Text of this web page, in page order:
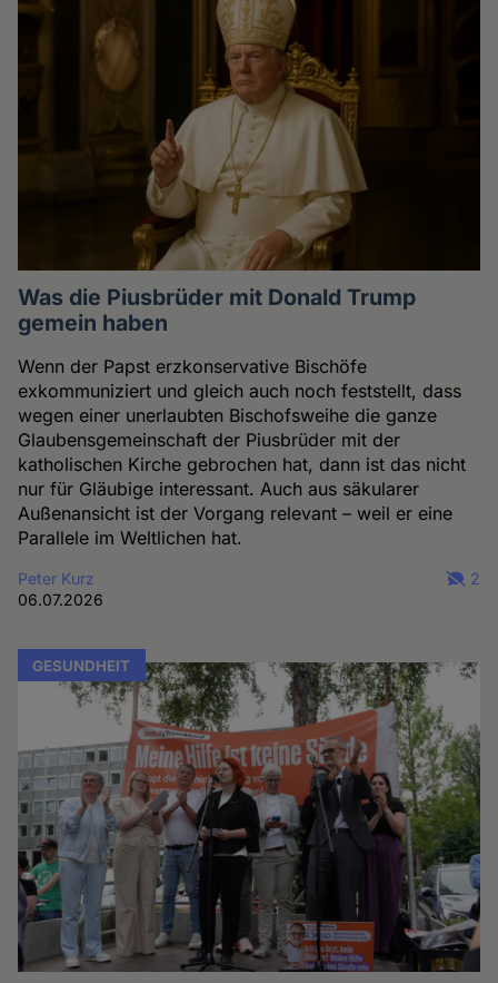
Was die Piusbrüder mit Donald Trump
gemein haben
Wenn der Papst erzkonservative Bischöfe
exkommuniziert und gleich auch noch feststellt, dass
wegen einer unerlaubten Bischofsweihe die ganze
Glaubensgemeinschaft der Piusbrüder mit der
katholischen Kirche gebrochen hat, dann ist das nicht
nur für Gläubige interessant. Auch aus säkularer
Außenansicht ist der Vorgang relevant – weil er eine
Parallele im Weltlichen hat.
Peter Kurz
06.07.2026
2
GESUNDHEIT